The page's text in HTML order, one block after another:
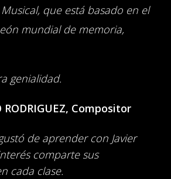
que está basado en el
mundial de memoria,
genialidad.
RODRIGUEZ, Compositor
de aprender con Javier
comparte sus
cada clase.